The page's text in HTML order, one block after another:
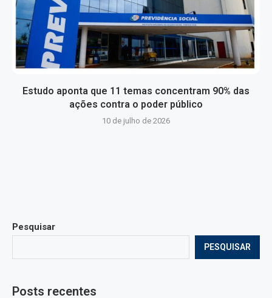
Estudo aponta que 11 temas concentram 90% das
ações contra o poder público
10 de julho de 2026
Pesquisar
PESQUISAR
Posts recentes